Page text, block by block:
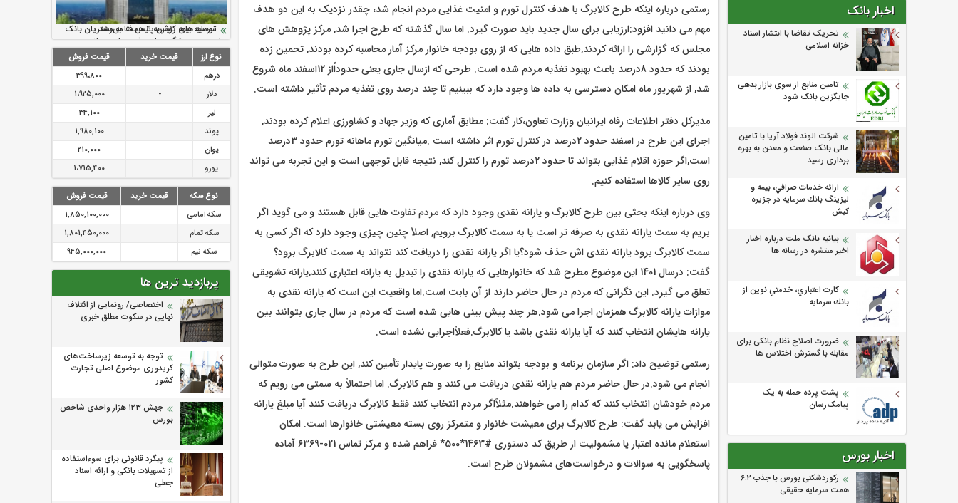
اخبار بانک
تحریک تقاضا با انتشار اسناد
خزانه اسلامی
تامین منابع از سوی بازار بدهی
جایگزین بانک شود
شرکت الوند فولاد آریا با تامین
مالی بانک صنعت و معدن به بهره
برداری رسید
ارائه خدمات صرافي، بيمه و
ليزينگ بانك سرمايه در جزيره
كيش
بیانیه بانک ملت درباره اخبار
اخیر منتشره در رسانه ها
كارت اعتباري، خدمتي نوين از
بانك سرمايه
ضرورت اصلاح نظام بانکی برای
مقابله با گسترش اختلاس ها
پشت پرده حمله به یک
پیامک‌رسان
اخبار بورس
رکوردشکنی بورس با جذب ۶.۲
همت سرمایه حقیقی
رستمی درباره اینکه طرح کالابرگ با هدف کنترل تورم و امنیت غذایی مردم انجام شد، چقدر نزدیک به این دو هدف
مهم می دانید افزود:ارزیابی برای سال جدید باید صورت گیرد. اما سال گذشته که طرح اجرا شد, مرکز پژوهش های
مجلس که گزارشی را ارائه کردند,طبق داده هایی که از روی بودجه خانوار مرکز آمار محاسبه کرده بودند, تحمین زده
بودند که حدود 8درصد باعث بهبود تغذیه مردم شده است. طرحی که ازسال جاری یعنی حدوداً‌از 12اسفند ماه شروع
شد, از شهریور ماه امکان دسترسی به داده ها وجود دارد که ببینیم تا چند درصد روی تغذیه مردم تأثیر داشته است.
مدیرکل دفتر اطلاعات رفاه ایرانیان وزارت تعاون،کار گفت: مطابق آماری که وزیر جهاد و کشاورزی اعلام کرده بودند,
اجرای این طرح در اسفند حدود 2درصد در کنترل تورم اثر داشته است .میانگین تورم ماهانه تورم حدود 3درصد
است,اگر حوزه اقلام غذایی بتواند تا حدود 2درصد تورم را کنترل کند, نتیجه قابل توجهی است و این تجربه می تواند
روی سایر کالاها استفاده کنیم.
وی درباره اینکه بحثی بین طرح کالابرگ و یارانه نقدی وجود دارد که مردم تفاوت هایی قابل هستند و می گوید اگر
بریم به سمت یارانه نقدی به صرفه تر است یا به سمت کالابرگ برویم, اصلاً چنین چیزی وجود دارد که اگر کسی به
سمت کالابرگ برود یارانه نقدی اش حذف شود؟یا اگر یارانه نقدی را دریافت کند نتواند به سمت کالابرگ برود؟
گفت: درسال 1401 این موضوع مطرح شد که خانوارهایی که یارانه نقدی را تبدیل به یارانه اعتباری کنند,یارانه تشویقی
تعلق می گیرد. این نگرانی که مردم در حال حاضر دارند از آن بابت است.اما واقعیت این است که یارانه نقدی به
موازات یارانه کالابرگ همزمان اجرا می شود.هر چند پیش بینی هایی شده است که مردم در سال جاری بتوانند بین
یارانه هایشان انتخاب کنند که آیا یارانه نقدی باشد یا کالابرگ.فعلاً‌اجرایی نشده است.
رستمی توضیح داد: اگر سازمان برنامه و بودجه بتواند منابع را به صورت پایدار تأمین کند, این طرح به صورت متوالی
انجام می شود.در حال حاضر مردم هم یارانه نقدی دریافت می کنند و هم کالابرگ. اما احتمالاً‌ به سمتی می رویم که
مردم خودشان انتخاب کنند که کدام را می خواهند.مثلاً‌اگر مردم انتخاب کنند فقط کالابرگ دریافت کنند آیا مبلغ یارانه
افزایش می یابد گفت: طرح کالابرگ برای معیشت خانوار و متمرکز روی بسته معیشتی خانوارها است. امکان
استعلام مانده اعتبار یا مشمولیت از طریق کد دستوری #1463*500* فراهم شده و مرکز تماس 021-6369 آماده
پاسخگویی به سوالات و درخواست‌های مشمولان طرح است.
ارزش سهام عدالت بالا رفت
سرمایه بیمه کوثر به ۴ همت می‌رسد
نود ثانیه با فولاد سنگان
تقدیر دبیرکل سندیکای بیمه گران ایران از
اقدامات مدیرعامل بیمه رازی
توصیه های رئیس پلیس فتا به مشتریان بانک
ها در مورد پیشگیری از سرقت های مجازی
نوع ارز قیمت خرید
قیمت فروش
درهم
399،800
دلار
-
1،925,000
لیر
34,100
پوند
1,980,100
یوان
210,000
یورو
1،715,400
نوع سکه قیمت خرید
قیمت فروش
سکه امامی
1,850,100,000
سکه تمام
1,801,450,000
سکه نیم
945,000,000
پربازدید ترین ها
اختصاصی/ رونمایی از ائتلاف‌
نهایی در سکوت مطلق خبری
توجه به توسعه زیرساخت‌های
کریدوری موضوع اصلی تجارت
کشور
جهش ۱۲۳ هزار واحدی شاخص
بورس
پیگرد قانونی برای سوءاستفاده
از تسهیلات بانکی و ارائه اسناد
جعلی